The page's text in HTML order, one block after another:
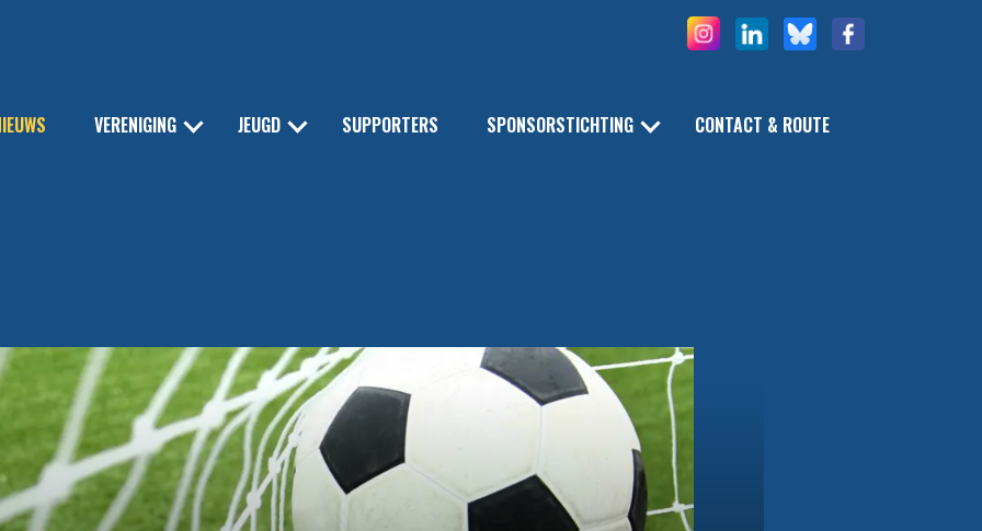
VERENIGING JEUGD SUPPORTERS SPONSORSTICHTING CONTACT & ROUTE